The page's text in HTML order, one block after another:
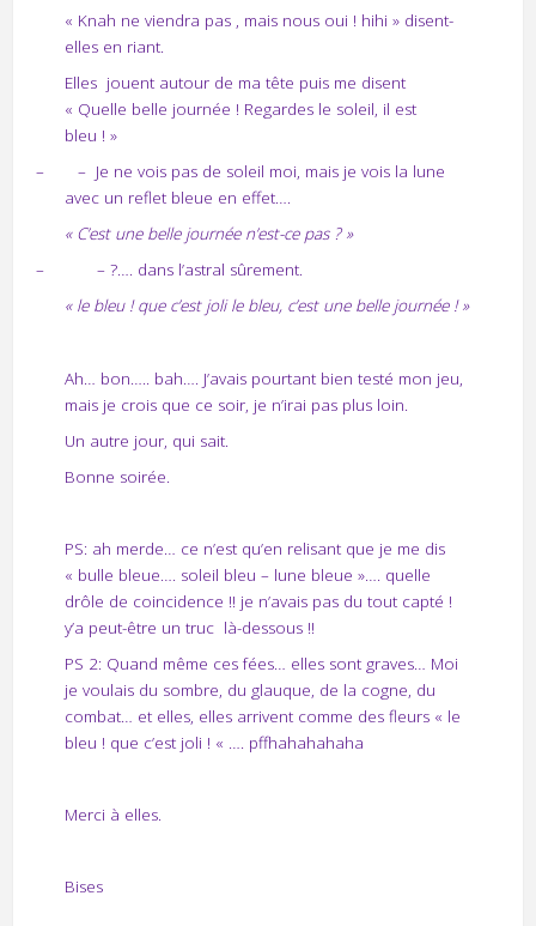
« Knah ne viendra pas , mais nous oui ! hihi » disent-
elles en riant.
Elles jouent autour de ma tête puis me disent
« Quelle belle journée ! Regardes le soleil, il est
bleu ! »
–– Je ne vois pas de soleil moi, mais je vois la lune
avec un reflet bleue en effet….
« C’est une belle journée n’est-ce pas ? »
–
– ?…. dans l’astral sûrement.
« le bleu ! que c’est joli le bleu, c’est une belle journée ! »
Ah… bon….. bah…. J’avais pourtant bien testé mon jeu,
mais je crois que ce soir, je n’irai pas plus loin.
Un autre jour, qui sait.
Bonne soirée.
PS: ah merde… ce n’est qu’en relisant que je me dis
« bulle bleue…. soleil bleu – lune bleue »…. quelle
drôle de coincidence !! je n’avais pas du tout capté !
y’a peut-être un truc là-dessous !!
PS 2: Quand même ces fées… elles sont graves… Moi
je voulais du sombre, du glauque, de la cogne, du
combat… et elles, elles arrivent comme des fleurs « le
bleu ! que c’est joli ! « …. pffhahahahaha
Merci à elles.
Bises